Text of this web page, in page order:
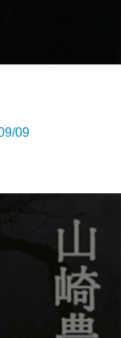
09